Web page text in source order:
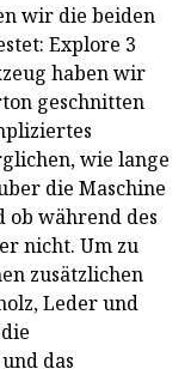
wir die beiden
Explore 3
haben wir
geschnitten
wie lange
die Maschine
ob während des
nicht. Um zu
zusätzlichen
Leder und
das